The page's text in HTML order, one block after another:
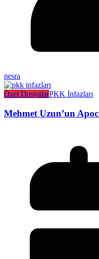
nesra
Özel DosyalarPKK İnfazları
Mehmet Uzun’un